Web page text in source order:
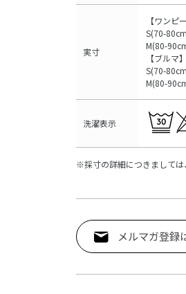
実寸
【ワンピ
S(70-
M(80-
【ブルマ】
S(70-
M(80-
洗濯表示
※採寸の詳細につきましては、
メルマガ登録